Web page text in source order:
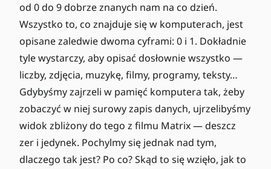
od 0 do 9 dobrze znanych nam na co dzień.
Wszystko to, co znajduje się w komputerach, jest
opisane zaledwie dwoma cyframi: 0 i 1. Dokładnie
tyle wystarczy, aby opisać dosłownie wszystko —
liczby, zdjęcia, muzykę, filmy, programy, teksty…
Gdybyśmy zajrzeli w pamięć komputera tak, żeby
zobaczyć w niej surowy zapis danych, ujrzelibyśmy
widok zbliżony do tego z filmu Matrix — deszcz
zer i jedynek. Pochylmy się jednak nad tym,
dlaczego tak jest? Po co? Skąd to się wzięło, jak to